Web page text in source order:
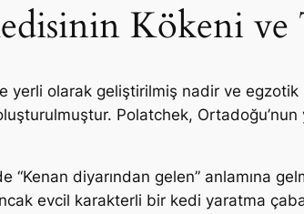
Kökeni
yerli olarak geliştirilmiş nadir ve egzotik
Polatchek,
“Kenan diyarından gelen” anlamına
evcil karakterli bir kedi yaratma